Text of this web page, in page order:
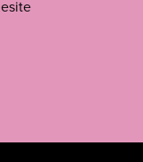
esite